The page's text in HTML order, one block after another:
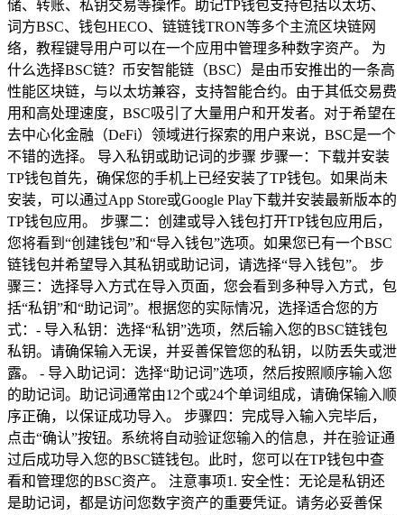
储、转账、私钥交易等操作。助记TP钱包支持包括以太坊、
词方BSC、钱包HECO、链链钱TRON等多个主流区块链网
络，教程键导用户可以在一个应用中管理多种数字资产。 为
什么选择BSC链？币安智能链（BSC）是由币安推出的一条高
性能区块链，与以太坊兼容，支持智能合约。由于其低交易费
用和高处理速度，BSC吸引了大量用户和开发者。对于希望在
去中心化金融（DeFi）领域进行探索的用户来说，BSC是一个
不错的选择。 导入私钥或助记词的步骤 步骤一：下载并安装
TP钱包首先，确保您的手机上已经安装了TP钱包。如果尚未
安装，可以通过App Store或Google Play下载并安装最新版本的
TP钱包应用。 步骤二：创建或导入钱包打开TP钱包应用后，
您将看到“创建钱包”和“导入钱包”选项。如果您已有一个BSC
链钱包并希望导入其私钥或助记词，请选择“导入钱包”。 步
骤三：选择导入方式在导入页面，您会看到多种导入方式，包
括“私钥”和“助记词”。根据您的实际情况，选择适合您的方
式：- 导入私钥：选择“私钥”选项，然后输入您的BSC链钱包
私钥。请确保输入无误，并妥善保管您的私钥，以防丢失或泄
露。 - 导入助记词：选择“助记词”选项，然后按照顺序输入您
的助记词。助记词通常由12个或24个单词组成，请确保输入顺
序正确，以保证成功导入。 步骤四：完成导入输入完毕后，
点击“确认”按钮。系统将自动验证您输入的信息，并在验证通
过后成功导入您的BSC链钱包。此时，您可以在TP钱包中查
看和管理您的BSC资产。 注意事项1. 安全性：无论是私钥还
是助记词，都是访问您数字资产的重要凭证。请务必妥善保